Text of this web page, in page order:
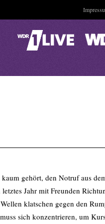
gehört, den Notruf aus
Jahr mit Freunden
klatschen gegen den
sich konzentrieren, um